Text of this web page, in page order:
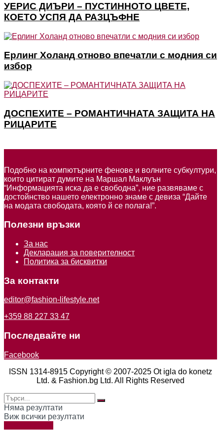
УЕРИС ДИЪРИ – ПУСТИННОТО ЦВЕТЕ,
КОЕТО УСПЯ ДА РАЗЦЪФНЕ
Ерлинг Холанд отново впечатли с модния си
избор
ДОСПЕХИТЕ – РОМАНТИЧНАТА ЗАЩИТА НА
РИЦАРИТЕ
Подобно на компютърните фенове и волните субкултури,
които цитират думите на Маршал Маклуън
“Информацията иска да е свободна”, ние развяваме с
достойнство нашето електронно знаме с девиза “Дайте
на модата свободата, която й се полага!”.
Полезни връзки
За нас
Декларация за поверителност
Политика за бисквитки
За контакти
editor@fashion-lifestyle.net
+359 88 227 33 47
Последвайте ни
Facebook
ISSN 1314-8915 Copyright © 2007-2025 Ot igla do konetz
Ltd. & Fashion.bg Ltd. All Rights Reserved
Няма резултати
Виж всички резултати